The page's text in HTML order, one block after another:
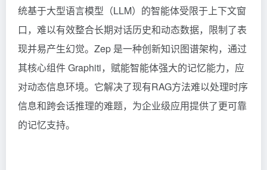
统基于大型语言模型（LLM）的智能体受限于上下文窗
口，难以有效整合长期对话历史和动态数据，限制了表
现并易产生幻觉。Zep 是一种创新知识图谱架构，通过
其核心组件 Graphiti，赋能智能体强大的记忆能力，应
对动态信息环境。它解决了现有RAG方法难以处理时序
信息和跨会话推理的难题，为企业级应用提供了更可靠
的记忆支持。